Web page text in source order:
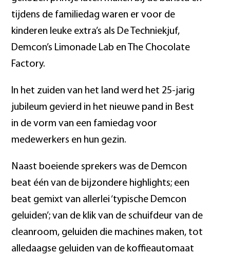
tijdens de familiedag waren er voor de
kinderen leuke extra’s als De Techniekjuf,
Demcon’s Limonade Lab en The Chocolate
Factory.
In het zuiden van het land werd het 25-jarig
jubileum gevierd in het nieuwe pand in Best
in de vorm van een famiedag voor
medewerkers en hun gezin.
Naast boeiende sprekers was de Demcon
beat één van de bijzondere highlights; een
beat gemixt van allerlei ‘typische Demcon
geluiden’; van de klik van de schuifdeur van de
cleanroom, geluiden die machines maken, tot
alledaagse geluiden van de koffieautomaat